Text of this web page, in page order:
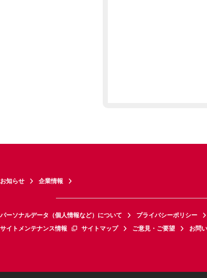
お知らせ 企業情報
パーソナルデータ（個人情報など）について プライバシーポリシー
サイトメンテナンス情報
サイトマップ ご意見・ご要望 お問